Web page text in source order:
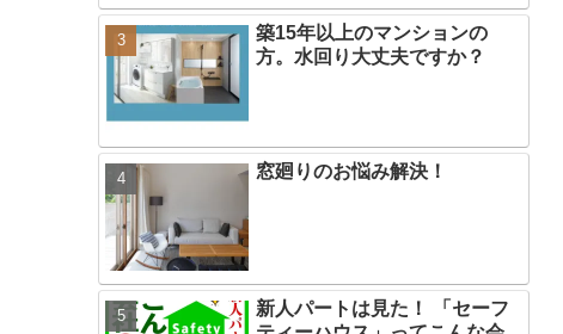
築15年以上のマンションの
方。水回り大丈夫ですか？
窓廻りのお悩み解決！
新人パートは見た！ 「セーフ